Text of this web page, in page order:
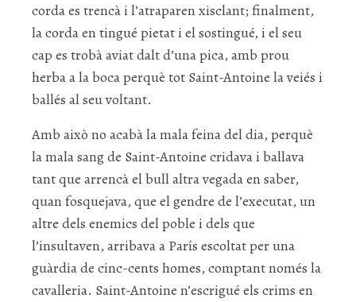
corda es trencà i l’atraparen xisclant; finalment,
la corda en tingué pietat i el sostingué, i el seu
cap es trobà aviat dalt d’una pica, amb prou
herba a la boca perquè tot Saint-Antoine la veiés i
ballés al seu voltant.
Amb això no acabà la mala feina del dia, perquè
la mala sang de Saint-Antoine cridava i ballava
tant que arrencà el bull altra vegada en saber,
quan fosquejava, que el gendre de l’executat, un
altre dels enemics del poble i dels que
l’insultaven, arribava a París escoltat per una
guàrdia de cinc-cents homes, comptant només la
cavalleria. Saint-Antoine n’escrigué els crims en